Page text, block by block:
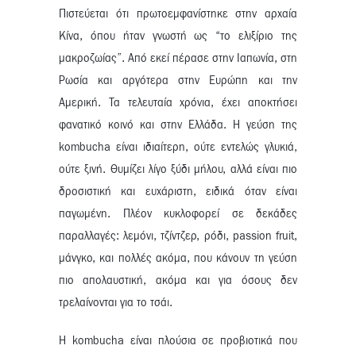
Πιστεύεται ότι πρωτοεμφανίστηκε στην αρχαία
Κίνα, όπου ήταν γνωστή ως “το ελιξίριο της
μακροζωίας”. Από εκεί πέρασε στην Ιαπωνία, στη
Ρωσία και αργότερα στην Ευρώπη και την
Αμερική. Τα τελευταία χρόνια, έχει αποκτήσει
φανατικό κοινό και στην Ελλάδα. Η γεύση της
kombucha είναι ιδιαίτερη, ούτε εντελώς γλυκιά,
ούτε ξινή. Θυμίζει λίγο ξύδι μήλου, αλλά είναι πιο
δροσιστική και ευχάριστη, ειδικά όταν είναι
παγωμένη. Πλέον κυκλοφορεί σε δεκάδες
παραλλαγές: λεμόνι, τζίντζερ, ρόδι, passion fruit,
μάνγκο, και πολλές ακόμα, που κάνουν τη γεύση
πιο απολαυστική, ακόμα και για όσους δεν
τρελαίνονται για το τσάι.
Η kombucha είναι πλούσια σε προβιοτικά που